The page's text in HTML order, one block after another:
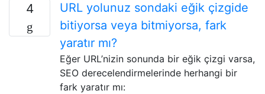
4
URL yolunuz sondaki eğik çizgide
bitiyorsa veya bitmiyorsa, fark
yaratır mı?
Eğer URL’nizin sonunda bir eğik çizgi varsa,
SEO derecelendirmelerinde herhangi bir
fark yaratır mı: